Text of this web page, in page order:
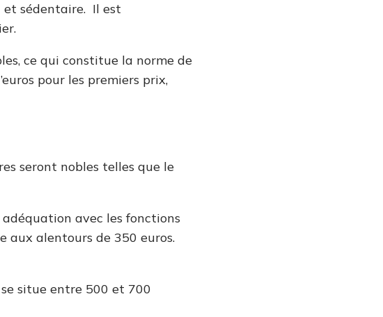
et sédentaire. Il est
ce qui constitue la norme de
pour les premiers prix,
seront nobles telles que le
avec les fonctions
aux alentours de 350 euros.
situe entre 500 et 700